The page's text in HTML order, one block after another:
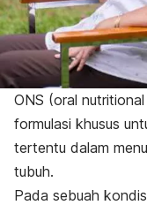
ONS (oral
formulasi khusus
tertentu dalam
tubuh.
Pada sebuah